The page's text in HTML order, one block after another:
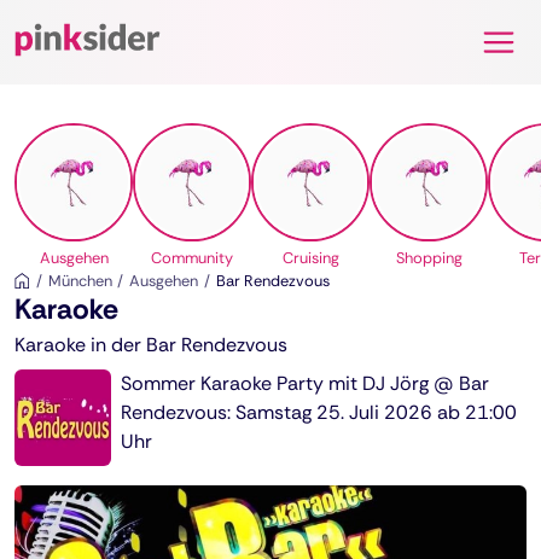
Pinksider
Ausgehen Community Cruising Shopping
München
Ausgehen Bar Rendezvous
Karaoke
Karaoke in der Bar Rendezvous
Sommer Karaoke Party mit DJ Jörg @ Bar
Rendezvous: Samstag 25. Juli 2026 ab 21:00
Uhr